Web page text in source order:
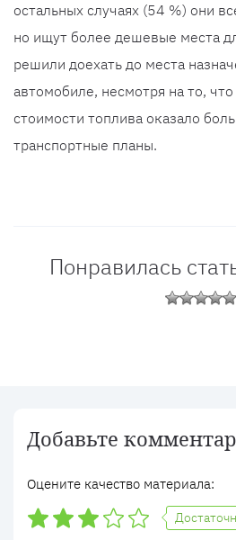
остальных случаях (54 %) они
но ищут более дешевые места
решили доехать до места
автомобиле, несмотря на то,
стоимости топлива оказало
транспортные планы.
Понравилась
Добавьте
Оцените качество материала: